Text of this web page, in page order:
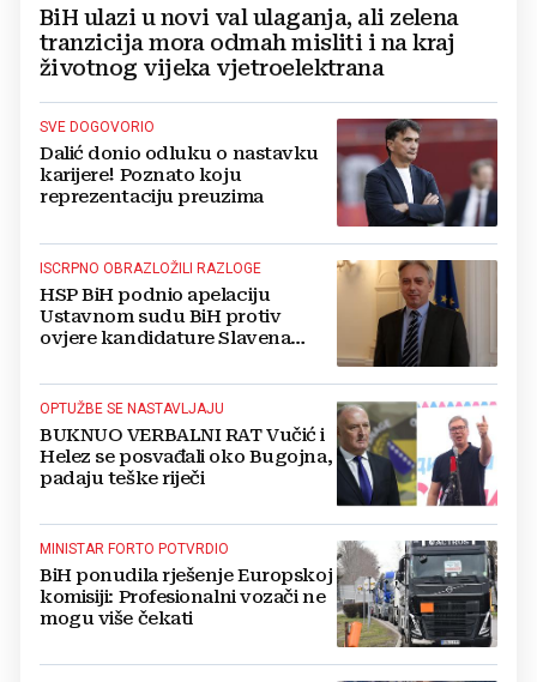
BiH ulazi u novi val ulaganja, ali zelena
tranzicija mora odmah misliti i na kraj
životnog vijeka vjetroelektrana
SVE DOGOVORIO
Dalić donio odluku o nastavku
karijere! Poznato koju
reprezentaciju preuzima
ISCRPNO OBRAZLOŽILI RAZLOGE
HSP BiH podnio apelaciju
Ustavnom sudu BiH protiv
ovjere kandidature Slavena
OPTUŽBE SE NASTAVLJAJU
BUKNUO VERBALNI RAT Vučić i
Helez se posvađali oko Bugojna,
padaju teške riječi
MINISTAR FORTO POTVRDIO
BiH ponudila rješenje Europskoj
komisiji: Profesionalni vozači ne
mogu više čekati